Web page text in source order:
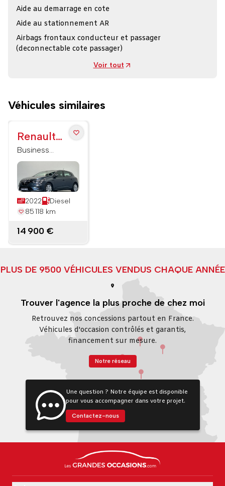
Aide au demarrage en cote
Aide au stationnement AR
Airbags frontaux conducteur et passager
(deconnectable cote passager)
Voir tout
Véhicules similaires
Renault
Megane
Iv
Berline
Business
Blue dCi 115
2022
Diesel
85 118 km
14 900 €
PLUS DE 9500 VÉHICULES VENDUS CHAQUE ANNÉE
Trouver l'agence la plus proche de chez moi
Retrouvez nos concessions partout en France.
Véhicules d'occasion contrôlés et garantis,
financement sur mesure.
Notre réseau
Une question ? Notre équipe est disponible
pour vous accompagner dans votre projet.
Contactez-nous